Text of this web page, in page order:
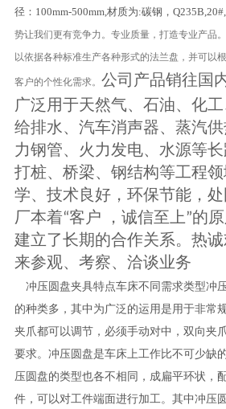
径：100mm-500mm,材质为:碳钢，
势让我们更有竞争力。专业质量，打造专业产品
以依据各种标准生产各种形式的法兰盘，并可以
客户的个性化需求。 公司产品销往国
广泛用于天然气、石油、化工
给排水、汽车消声器、蒸汽
力钢管、火力发电、水源等
打桩、桥梁、钢结构等工程
学、技术良好，环保节能，
厂本着“客户 ，诚信至上”的
建立了长期的合作关系。热
来参观、考察、洽谈业务
冲压圆盘夹具特点车床不同需求类型冲
的种类多，其中为广泛的运用是用于非常
夹爪都可以调节，必须手动对中，双向夹
要求。冲压圆盘是车床上工作比不可少缺
压圆盘的类型也各不相同，成扁平环状，
件，可以对工件端面进行加工。其中冲压